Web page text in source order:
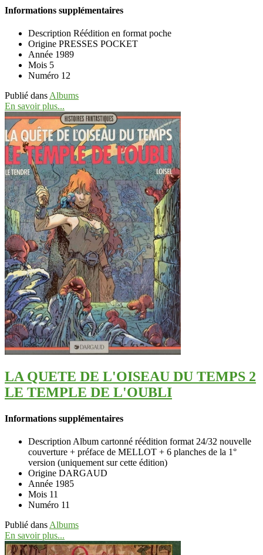
Informations supplémentaires
Description Réédition en format poche
Origine PRESSES POCKET
Année 1989
Mois 5
Numéro 12
Publié dans Albums
En savoir plus...
LA QUETE DE L'OISEAU DU TEMPS 2
LE TEMPLE DE L'OUBLI
Informations supplémentaires
Description Album cartonné réédition format 24/32 nouvelle
couverture + préface de MELLOT + 6 planches de la 1°
version (uniquement sur cette édition)
Origine DARGAUD
Année 1985
Mois 11
Numéro 11
Publié dans Albums
En savoir plus...